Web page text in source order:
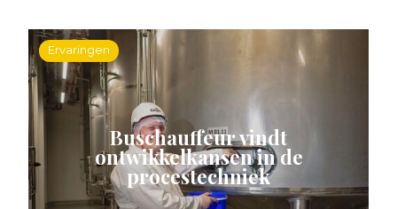
Ervaringen
Buschauffeur vindt
ontwikkelkansen in de
procestechniek